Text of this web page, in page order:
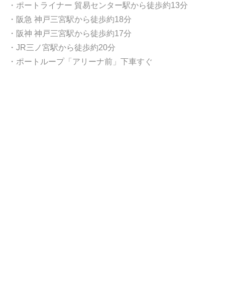
・ポートライナー 貿易センター駅から徒歩約13分
・阪急 神戸三宮駅から徒歩約18分
・阪神 神戸三宮駅から徒歩約17分
・JR三ノ宮駅から徒歩約20分
・ポートループ「アリーナ前」下車すぐ